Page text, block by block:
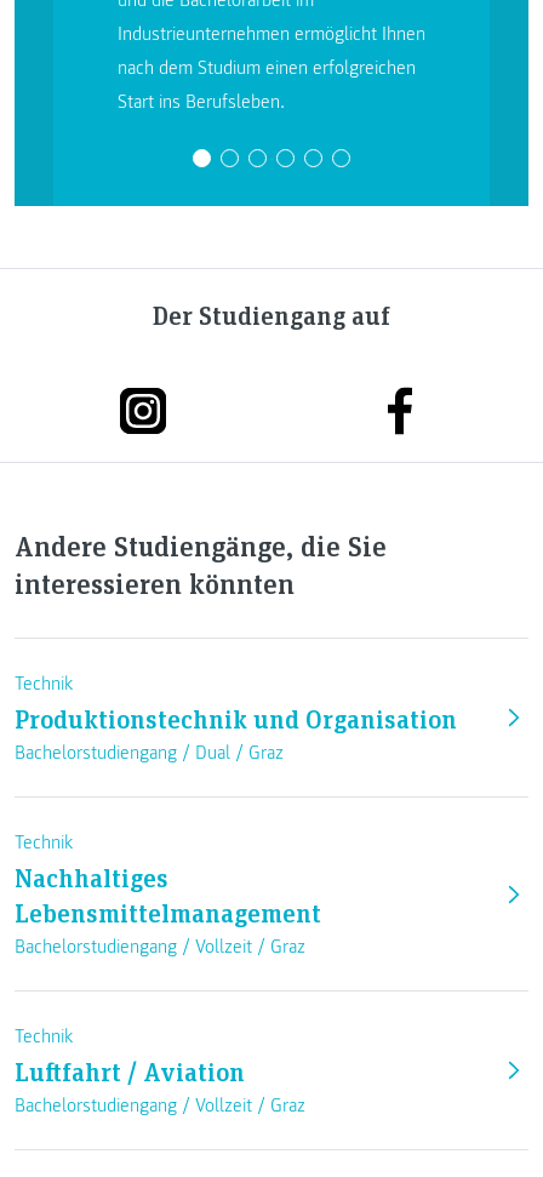
Industrieunternehmen ermöglicht Ihnen
nach dem Studium einen erfolgreichen
Start ins Berufsleben.
Der Studiengang auf
Andere Studiengänge, die Sie
interessieren könnten
Technik
Produktionstechnik und Organisation
Bachelorstudiengang / Dual / Graz
Technik
Nachhaltiges
Lebensmittelmanagement
Bachelorstudiengang / Vollzeit / Graz
Technik
Luftfahrt / Aviation
Bachelorstudiengang / Vollzeit / Graz